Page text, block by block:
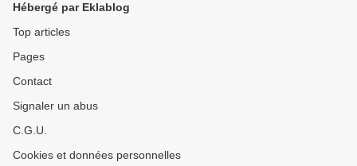
Hébergé par Eklablog
Top articles
Pages
Contact
Signaler un abus
C.G.U.
Cookies et données personnelles